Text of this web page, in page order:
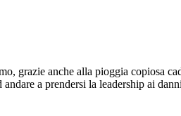
grazie anche alla pioggia copiosa
a prendersi la leadership ai